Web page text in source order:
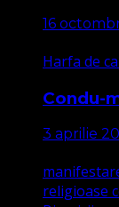
16
Harfa de
Condu-
3 aprilie
religioase